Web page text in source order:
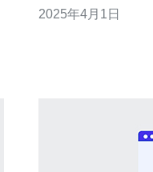
设施的服务，香港
2025年4月1日